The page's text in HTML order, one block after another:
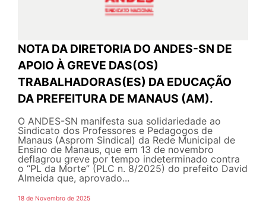
NOTA DA DIRETORIA DO ANDES-SN DE
APOIO À GREVE DAS(OS)
TRABALHADORAS(ES) DA EDUCAÇÃO
DA PREFEITURA DE MANAUS (AM).
O ANDES-SN manifesta sua solidariedade ao
Sindicato dos Professores e Pedagogos de
Manaus (Asprom Sindical) da Rede Municipal de
Ensino de Manaus, que em 13 de novembro
deflagrou greve por tempo indeterminado contra
o “PL da Morte” (PLC n. 8/2025) do prefeito David
Almeida que, aprovado...
18 de Novembro de 2025